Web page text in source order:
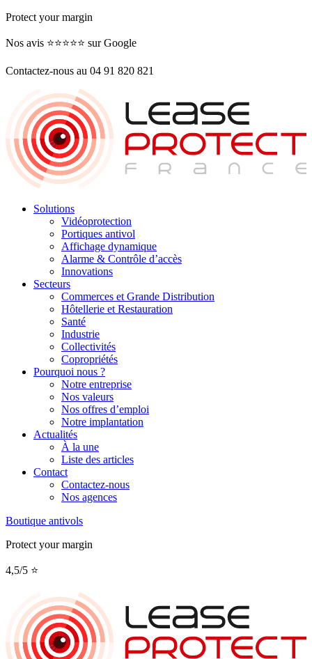
Protect your margin
Nos avis ⭐️⭐️⭐️⭐️⭐️ sur Google
Contactez-nous au 04 91 820 821
Solutions
Vidéoprotection
Portiques antivol
Affichage dynamique
Alarme & Contrôle d’accès
Innovations
Secteurs
Commerces et Grande Distribution
Hôtellerie et Restauration
Santé
Industrie
Collectivités
Copropriétés
Pourquoi nous ?
Notre entreprise
Nos valeurs
Nos offres d’emploi
Notre implantation
Actualités
À la une
Liste des articles
Contact
Contactez-nous
Nos agences
Boutique antivols
Protect your margin
4,5/5 ⭐️